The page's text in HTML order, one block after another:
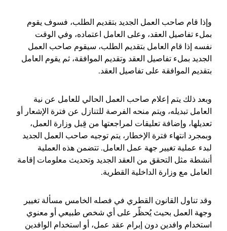
وإذا قام صاحب العمل الجديد بتقديم الطلب، فسوف يقوم
بملء تفاصيل العقد، وعلى العامل اعتماده، وفي الوقت
نفسه إذا قام العامل بتقديم الطلب، سيقوم صاحب العمل
الجديد بملء تفاصيل العقد وتقديم الموافقة، ثم يقوم العامل
بتقديم الموافقة على تفاصيل العقد.
وبعد ذلك يتم إعلام صاحب العمل الحالي للعامل عن نية
العامل تبديله، ويتم منحه الفرصة للتنازل عن فترة الإشعار أو
تعديلها، وإضافة تعليقات لمراجعتها من قِبل وزارة العمل،
وبمجرد انتهاء فترة الإخطار، يتم توجيه صاحب العمل الجديد
لبدء عملية تغيير جهة عمل العامل. تتضمن هذه العملية
أنشطة مثل التحقق من العقد الجديد وتحديث معلومات إقامة
العامل مع وزارة الداخلية القطرية.
وقد تناول القانون القطري في فصله الخامس مسألة تغيير
وجهة العمل بحيث يُحظّر‌ ‌على‌ ‌أي‌ ‌شخص‌ ‌طبيعي‌ ‌أو‌ ‌معنوي‌
‌استخدام‌ ‌وافدين‌ ‌دون‌ ‌إبرام‌ ‌عقد‌ ‌عمل‌،‌ ‌أو‌ ‌استخدام‌ ‌الوافدين‌